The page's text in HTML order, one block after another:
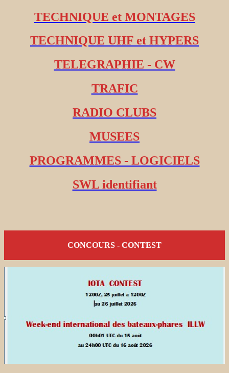
TECHNIQUE et MONTAGES
TECHNIQUE UHF et HYPERS
TELEGRAPHIE - CW
TRAFIC
RADIO CLUBS
MUSEES
PROGRAMMES - LOGICIELS
SWL identifiant
CONCOURS - CONTEST